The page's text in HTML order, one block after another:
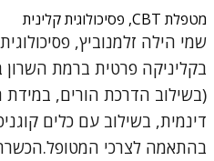
מטפלת CBT, פסיכולוגית קלינית
שמי הילה זלמנוביץ,
בקליניקה פרטית ברמת השרון
(בשילוב הדרכת הורים,
בהתאמה לצרכי